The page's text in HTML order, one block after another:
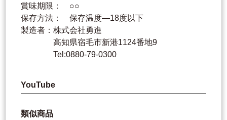
賞味期限： ○○
保存方法： 保存温度―18度以下
製造者：株式会社勇進
高知県宿毛市新港1124番地9
Tel:0880-79-0300
YouTube
類似商品